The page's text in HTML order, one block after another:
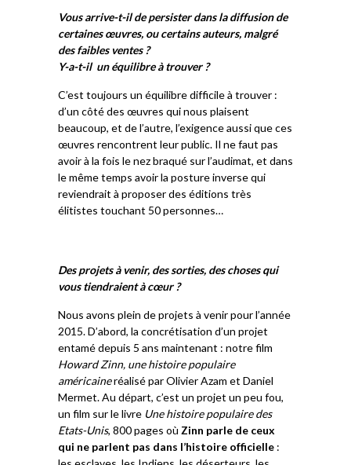
Vous arrive-t-il de persister dans la diffusion de
certaines œuvres, ou certains auteurs, malgré
des faibles ventes ?
Y-a-t-il un équilibre à trouver ?
C’est toujours un équilibre difficile à trouver :
d’un côté des œuvres qui nous plaisent
beaucoup, et de l’autre, l’exigence aussi que ces
œuvres rencontrent leur public. Il ne faut pas
avoir à la fois le nez braqué sur l’audimat, et dans
le même temps avoir la posture inverse qui
reviendrait à proposer des éditions très
élitistes touchant 50 personnes…
Des projets à venir, des sorties, des choses qui
vous tiendraient à cœur ?
Nous avons plein de projets à venir pour l’année
2015. D’abord, la concrétisation d’un projet
entamé depuis 5 ans maintenant : notre film
Howard Zinn, une histoire populaire
américaineréalisé par Olivier Azam et Daniel
Mermet. Au départ, c’est un projet un peu fou,
un film sur le livre Une histoire populaire des
Etats-Unis, 800 pages où Zinn parle de ceux
qui ne parlent pas dans l’histoire officielle :